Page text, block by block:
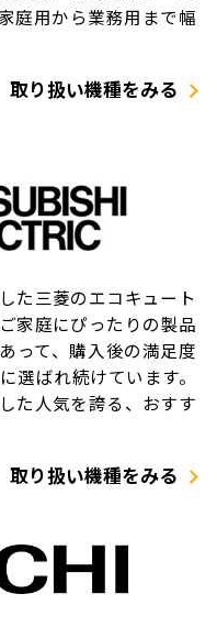
庭用から業務用まで幅
取り扱い機種をみる
た三菱のエコキュート
家庭にぴったりの製品
って、購入後の満足度
選ばれ続けています。
た人気を誇る、おすす
取り扱い機種をみる